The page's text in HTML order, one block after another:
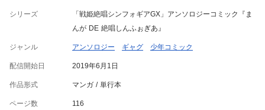
シリーズ
「戦姫絶唱シンフォギアGX」アンソロジーコミック『ま
んが DE 絶唱しんふぉぎあ』
ジャンル アンソロジー ギャグ 少年コミック
配信開始日 2019年6月1日
作品形式 マンガ 単行本
ページ数 116